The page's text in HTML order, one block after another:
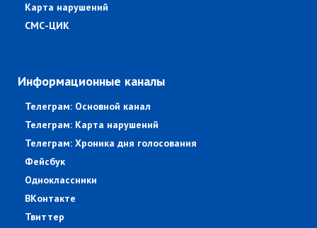
Карта нарушений
СМС-ЦИК
Информационные каналы
Телеграм: Основной канал
Телеграм: Карта нарушений
Телеграм: Хроника дня голосования
Фейсбук
Одноклассники
ВКонтакте
Твиттер